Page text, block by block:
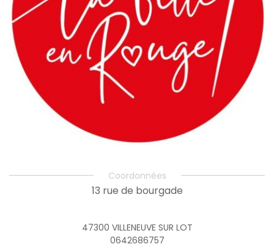
Coordonnées
13 rue de bourgade
47300 VILLENEUVE SUR LOT
0642686757